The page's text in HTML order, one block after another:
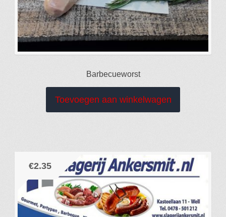
Barbecueworst
Toevoegen aan winkelwagen
€2.35